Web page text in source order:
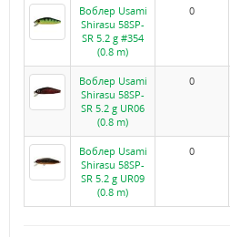
Воблер Usami
Shirasu 58SP-
SR 5.2 g #354
(0.8 m)
0
Воблер Usami
Shirasu 58SP-
SR 5.2 g UR06
(0.8 m)
0
Воблер Usami
Shirasu 58SP-
SR 5.2 g UR09
(0.8 m)
0